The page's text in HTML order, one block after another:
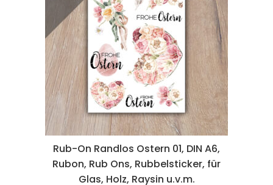
Rub-On Randlos Ostern 01, DIN A6,
Rubon, Rub Ons, Rubbelsticker, für
Glas, Holz, Raysin u.v.m.